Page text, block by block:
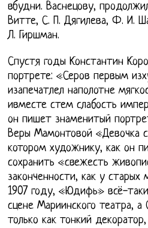
вбудни. Васнецову,
Витте, С. П. Дягилева, Ф. И.
Л. Гиршман.
Спустя годы Константин
портрете: «Серов первым
изапечатлел наполотне
ивместе стем слабость
он пишет знаменитый
Веры Мамонтовой «Девочка
котором художнику, как он
сохранить «свежесть
законченности, как у старых
1907 году, «Юдифь» всё-
сцене Мариинского театра, а
только как тонкий